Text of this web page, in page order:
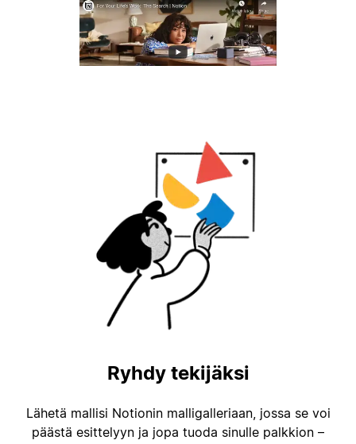
Ryhdy tekijäksi
Lähetä mallisi Notionin malligalleriaan, jossa se voi
päästä esittelyyn ja jopa tuoda sinulle palkkion –